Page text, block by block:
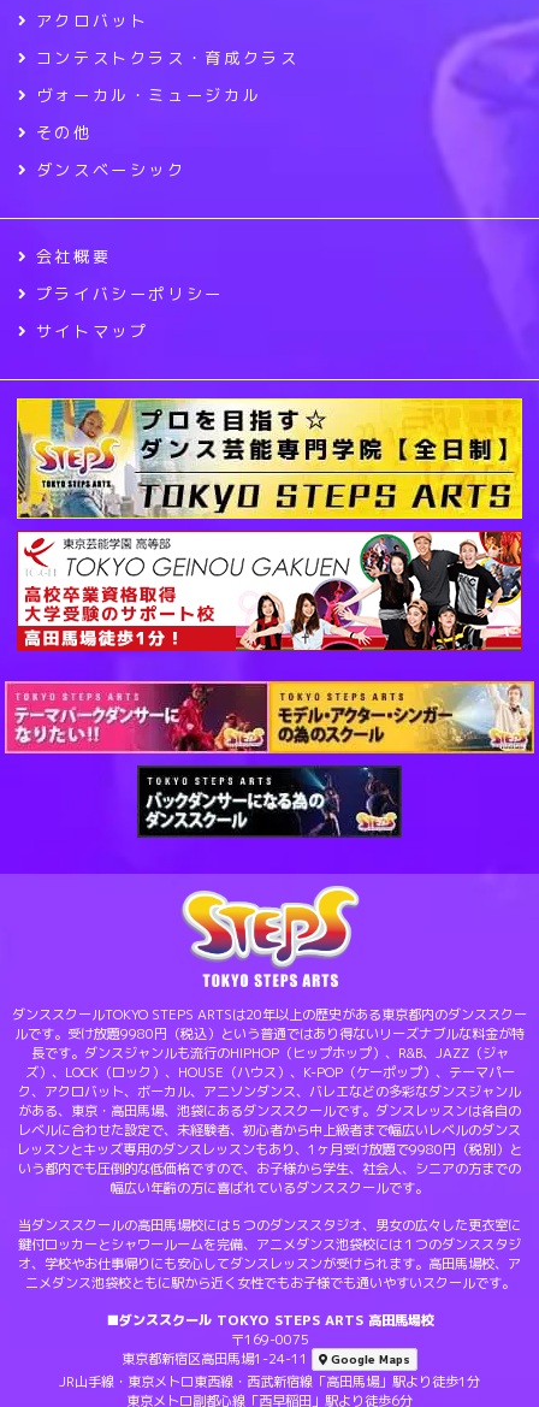
アクロバット
コンテストクラス・育成クラス
ヴォーカル・ミュージカル
その他
ダンスベーシック
会社概要
プライバシーポリシー
サイトマップ
ダンススクールTOKYO STEPS ARTSは20年以上の歴史がある東京都内のダンススクー
ルです。受け放題9980円（税込）という普通ではあり得ないリーズナブルな料金が特
長です。ダンスジャンルも流行のHIPHOP（ヒップホップ）、R&B、JAZZ（ジャ
ズ）、LOCK（ロック）、HOUSE（ハウス）、K-POP（ケーポップ）、テーマパー
ク、アクロバット、ボーカル、アニソンダンス、バレエなどの多彩なダンスジャンル
がある、東京・高田馬場、池袋にあるダンススクールです。ダンスレッスンは各自の
レベルに合わせた設定で、未経験者、初心者から中上級者まで幅広いレベルのダンス
レッスンとキッズ専用のダンスレッスンもあり、1ヶ月受け放題で9980円（税別）と
いう都内でも圧倒的な低価格ですので、お子様から学生、社会人、シニアの方までの
幅広い年齢の方に喜ばれているダンススクールです。
当ダンススクールの高田馬場校には５つのダンススタジオ、男女の広々した更衣室に
鍵付ロッカーとシャワールームを完備、アニメダンス池袋校には１つのダンススタジ
オ、学校やお仕事帰りにも安心してダンスレッスンが受けられます。高田馬場校、ア
ニメダンス池袋校ともに駅から近く女性でもお子様でも通いやすいスクールです。
■ダンススクール TOKYO STEPS ARTS 高田馬場校
〒169-0075
東京都新宿区高田馬場1-24-11
Google Maps
JR山手線・東京メトロ東西線・西武新宿線「高田馬場」駅より徒歩1分
東京メトロ副都心線「西早稲田」駅より徒歩6分